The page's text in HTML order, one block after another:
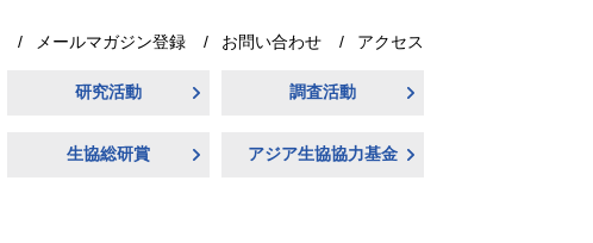
メールマガジン登録 お問い合わせ アクセス
研究活動 調査活動
生協総研賞 アジア生協協力基金